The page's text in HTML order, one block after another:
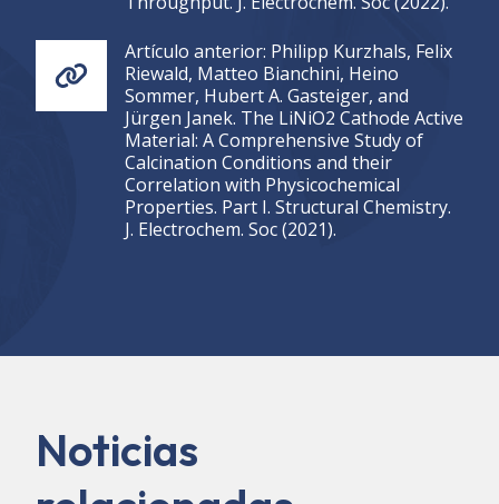
Artículo anterior: Philipp Kurzhals, Felix
Riewald, Matteo Bianchini, Heino
Sommer, Hubert A. Gasteiger, and
Jürgen Janek. The LiNiO2 Cathode Active
Material: A Comprehensive Study of
Calcination Conditions and their
Correlation with Physicochemical
Properties. Part I. Structural Chemistry.
J. Electrochem. Soc (2021).
Noticias